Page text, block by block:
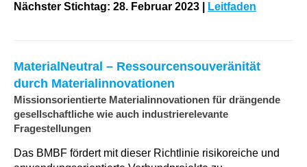
Nächster Stichtag: 28. Februar 2023 Leitfaden
MaterialNeutral – Ressourcensouveränität
durch Materialinnovationen
Missionsorientierte Materialinnovationen für drängende
gesellschaftliche wie auch industrierelevante
Fragestellungen
Das BMBF fördert mit dieser Richtlinie risikoreiche und